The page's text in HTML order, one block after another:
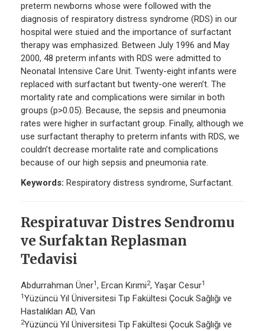
preterm newborns whose were followed with the
diagnosis of respiratory distress syndrome (RDS) in our
hospital were stuied and the importance of surfactant
therapy was emphasized. Between July 1996 and May
2000, 48 preterm infants with RDS were admitted to
Neonatal Intensive Care Unit. Twenty-eight infants were
replaced with surfactant but twenty-one weren’t. The
mortality rate and complications were similar in both
groups (p>0.05). Because, the sepsis and pneumonia
rates were higher in surfactant group. Finally, although we
use surfactant theraphy to preterm infants with RDS, we
couldn’t decrease mortalite rate and complications
because of our high sepsis and pneumonia rate.
Keywords: Respiratory distress syndrome, Surfactant.
Respiratuvar Distres Sendromu
ve Surfaktan Replasman
Tedavisi
Abdurrahman Üner1, Ercan Kırımi2, Yaşar Cesur1
1Yüzüncü Yıl Üniversitesi Tıp Fakültesi Çocuk Sağlığı ve
Hastalıkları AD, Van
2Yüzüncü Yıl Üniversitesi Tıp Fakültesi Çocuk Sağlığı ve